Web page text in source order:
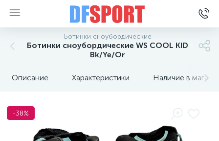
Ботинки сноубордические
Ботинки сноубордические WS COOL KID
Bk/Ye/Or
Описание Характеристики Наличие в
-38%